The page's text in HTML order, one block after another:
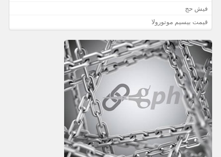
فیش حج
قیمت بیسیم موتورولا